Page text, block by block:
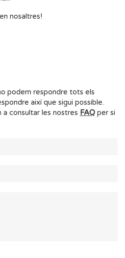
nosaltres!
podem respondre tots els
així que sigui possible.
consultar les nostres FAQ per si